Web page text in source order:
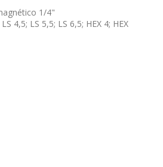
1/4"
4,5; LS 5,5; LS 6,5; HEX 4; HEX